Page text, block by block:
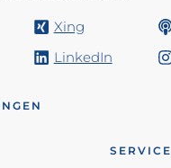
Xing
LinkedIn
SERVICE